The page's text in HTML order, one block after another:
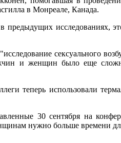
в Монреале, Канада.
исследованиях,
сексуального
и женщин было еще
теперь использовали
30 сентября на
нужно больше времени